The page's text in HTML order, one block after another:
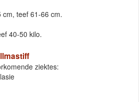
teef 61-66 cm.
40-50 kilo.
ziektes: